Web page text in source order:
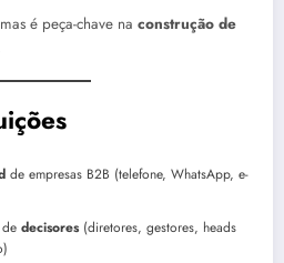
é peça-chave na construção de
de empresas B2B (telefone, WhatsApp, e-
decisores(diretores, gestores, heads